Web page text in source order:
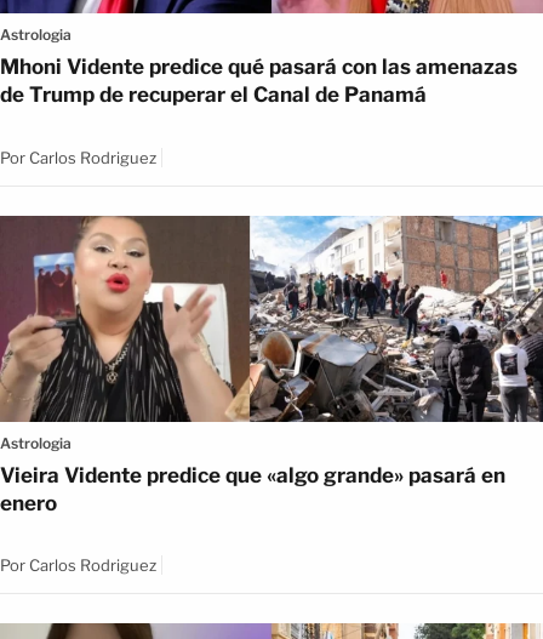
Astrologia
Mhoni Vidente predice qué pasará con las amenazas
de Trump de recuperar el Canal de Panamá
Por Carlos Rodriguez
Astrologia
Vieira Vidente predice que «algo grande» pasará en
enero
Por Carlos Rodriguez